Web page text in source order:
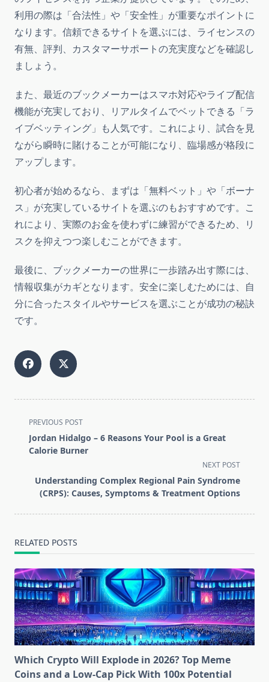
利用の際は「合法性」や「安全性」が重要なポイントに
なります。信頼できるサイトを選ぶには、ライセンスの
有無、評判、カスタマーサポートの充実度などを確認し
ましょう。
また、最近のブックメーカーはスマホ対応やライブ配信
機能が充実しており、リアルタイムでベットできる「ラ
イブベッティング」も人気です。これにより、試合を見
ながら瞬時に賭けることが可能になり、臨場感が格段に
アップします。
初心者が始めるなら、まずは「無料ベット」や「ボーナ
ス」が充実しているサイトを選ぶのもおすすめです。こ
れにより、実際のお金を使わずに練習ができるため、リ
スクを抑えつつ楽しむことができます。
最後に、ブックメーカーの世界に一歩踏み出す際には、
情報収集がカギとなります。安全に楽しむためには、自
分に合ったスタイルやサービスを選ぶことが成功の秘訣
です。
<span
class="nav-
subtitle
reader-
text">Page</span>
PREVIOUS POST
Jordan Hidalgo – 6 Reasons Your Pool is a Great
Calorie Burner
NEXT POST
Understanding Complex Regional Pain Syndrome
(CRPS): Causes, Symptoms & Treatment Options
RELATED POSTS
Which Crypto Will Explode in 2026? Top Meme
Coins and a Low-Cap Pick With 100x Potential